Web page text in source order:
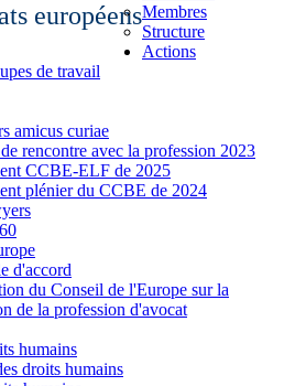
européensMembres
Structure
Actions
de travail
amicus curiae
rencontre avec la profession 2023
CCBE-ELF de 2025
plénier du CCBE de 2024
d'accord
du Conseil de l'Europe sur la
de la profession d'avocat
humains
droits humains